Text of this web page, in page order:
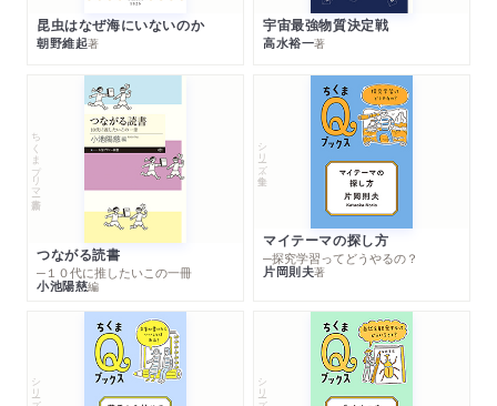
昆虫はなぜ海にいないのか
朝野維起著
宇宙最強物質決定戦
高水裕一著
ちくまプリマー新書
つながる読書
─１０代に推したいこの一冊
小池陽慈編
シリーズ・全集
マイテーマの探し方
─探究学習ってどうやるの？
片岡則夫著
シリーズ・全集 シリーズ・全集